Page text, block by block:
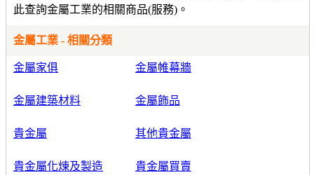
此查詢金屬工業的相關商品(服務)。
金屬工業 - 相關分類
金屬家俱 金屬帷幕牆
金屬建築材料 金屬飾品
貴金屬 其他貴金屬
貴金屬化煉及製造 貴金屬買賣